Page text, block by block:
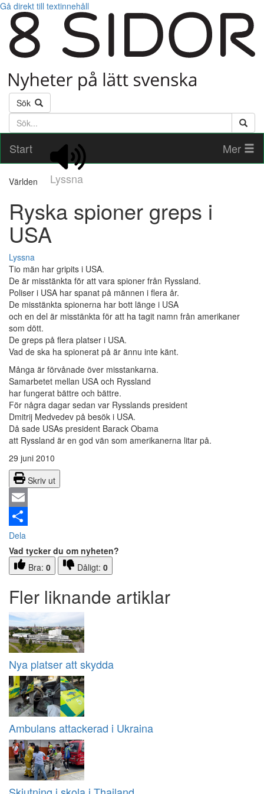
Gå direkt till textinnehåll
Sök
Söktext
Start
Lyssna
Mer
Världen
Ryska spioner greps i
USA
Lyssna
Tio män har gripits i USA.
De är misstänkta för att vara spioner från Ryssland.
Poliser i USA har spanat på männen i flera år.
De misstänkta spionerna har bott länge i USA
och en del är misstänkta för att ha tagit namn från amerikaner
som dött.
De greps på flera platser i USA.
Vad de ska ha spionerat på är ännu inte känt.
Många är förvånade över misstankarna.
Samarbetet mellan USA och Ryssland
har fungerat bättre och bättre.
För några dagar sedan var Rysslands president
Dmitrij Medvedev på besök i USA.
Då sade USAs president Barack Obama
att Ryssland är en god vän som amerikanerna litar på.
29 juni 2010
Skriv ut
Email
Dela
Vad tycker du om nyheten?
Bra: 0 Dåligt: 0
Fler liknande artiklar
Nya platser att skydda
Ambulans attackerad i Ukraina